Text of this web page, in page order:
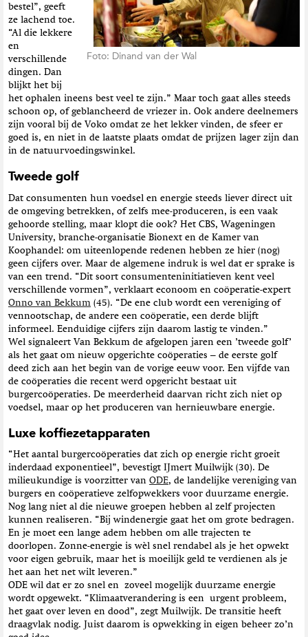
Foto: Dinand van der Wal
bestel”, geeft
ze lachend toe.
“Al die lekkere
en
verschillende
dingen. Dan
blijkt het bij
het ophalen ineens best veel te zijn.” Maar toch gaat alles steeds
schoon op, of geblancheerd de vriezer in. Ook andere deelnemers
zijn vooral bij de Voko omdat ze het lekker vinden, de sfeer er
goed is, en niet in de laatste plaats omdat de prijzen lager zijn dan
in de natuurvoedingswinkel.
Tweede golf
Dat consumenten hun voedsel en energie steeds liever direct uit
de omgeving betrekken, of zelfs mee-produceren, is een vaak
gehoorde stelling, maar klopt die ook? Het CBS, Wageningen
University, branche-organisatie Bionext en de Kamer van
Koophandel: om uiteenlopende redenen hebben ze hier (nog)
geen cijfers over. Maar de algemene indruk is wel dat er sprake is
van een trend. “Dit soort consumenteninitiatieven kent veel
verschillende vormen”, verklaart econoom en coöperatie-expert
Onno van Bekkum (45). “De ene club wordt een vereniging of
vennootschap, de andere een coöperatie, een derde blijft
informeel. Eenduidige cijfers zijn daarom lastig te vinden.”
Wel signaleert Van Bekkum de afgelopen jaren een ’tweede golf’
als het gaat om nieuw opgerichte coöperaties – de eerste golf
deed zich aan het begin van de vorige eeuw voor. Een vijfde van
de coöperaties die recent werd opgericht bestaat uit
burgercoöperaties. De meerderheid daarvan richt zich niet op
voedsel, maar op het produceren van hernieuwbare energie.
Luxe koffiezetapparaten
“Het aantal burgercoöperaties dat zich op energie richt groeit
inderdaad exponentieel”, bevestigt IJmert Muilwijk (30). De
milieukundige is voorzitter van ODE, de landelijke vereniging van
burgers en coöperatieve zelfopwekkers voor duurzame energie.
Nog lang niet al die nieuwe groepen hebben al zelf projecten
kunnen realiseren. “Bij windenergie gaat het om grote bedragen.
En je moet een lange adem hebben om alle trajecten te
doorlopen. Zonne-energie is wèl snel rendabel als je het opwekt
voor eigen gebruik, maar het is moeilijk geld te verdienen als je
het aan het net wilt leveren.”
ODE wil dat er zo snel en zoveel mogelijk duurzame energie
wordt opgewekt. “Klimaatverandering is een urgent probleem,
het gaat over leven en dood”, zegt Muilwijk. De transitie heeft
draagvlak nodig. Juist daarom is opwekking in eigen beheer zo’n